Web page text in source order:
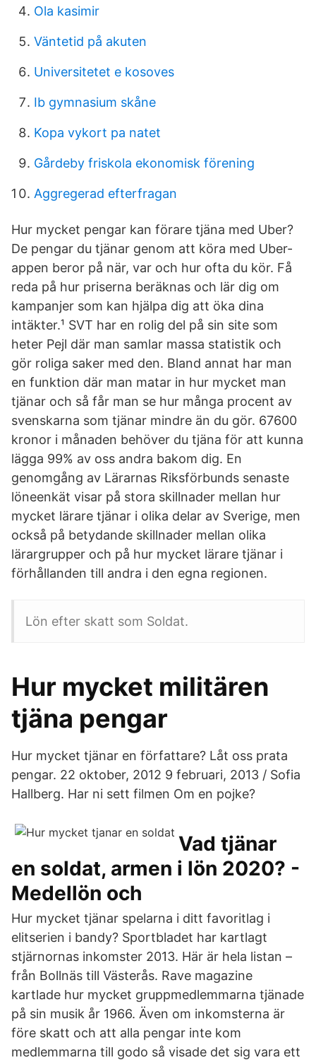
Ola kasimir
Väntetid på akuten
Universitetet e kosoves
Ib gymnasium skåne
Kopa vykort pa natet
Gårdeby friskola ekonomisk förening
Aggregerad efterfragan
Hur mycket pengar kan förare tjäna med Uber?
De pengar du tjänar genom att köra med Uber-
appen beror på när, var och hur ofta du kör. Få
reda på hur priserna beräknas och lär dig om
kampanjer som kan hjälpa dig att öka dina
intäkter.¹ SVT har en rolig del på sin site som
heter Pejl där man samlar massa statistik och
gör roliga saker med den. Bland annat har man
en funktion där man matar in hur mycket man
tjänar och så får man se hur många procent av
svenskarna som tjänar mindre än du gör. 67600
kronor i månaden behöver du tjäna för att kunna
lägga 99% av oss andra bakom dig. En
genomgång av Lärarnas Riksförbunds senaste
löneenkät visar på stora skillnader mellan hur
mycket lärare tjänar i olika delar av Sverige, men
också på betydande skillnader mellan olika
lärargrupper och på hur mycket lärare tjänar i
förhållanden till andra i den egna regionen.
Lön efter skatt som Soldat.
Hur mycket militären
tjäna pengar
Hur mycket tjänar en författare? Låt oss prata
pengar. 22 oktober, 2012 9 februari, 2013 / Sofia
Hallberg. Har ni sett filmen Om en pojke?
Vad tjänar
en soldat, armen i lön 2020? -
Medellön och
Hur mycket tjänar spelarna i ditt favoritlag i
elitserien i bandy? Sportbladet har kartlagt
stjärnornas inkomster 2013. Här är hela listan –
från Bollnäs till Västerås. Rave magazine
kartlade hur mycket gruppmedlemmarna tjänade
på sin musik år 1966. Även om inkomsterna är
före skatt och att alla pengar inte kom
medlemmarna till godo så visade det sig vara ett